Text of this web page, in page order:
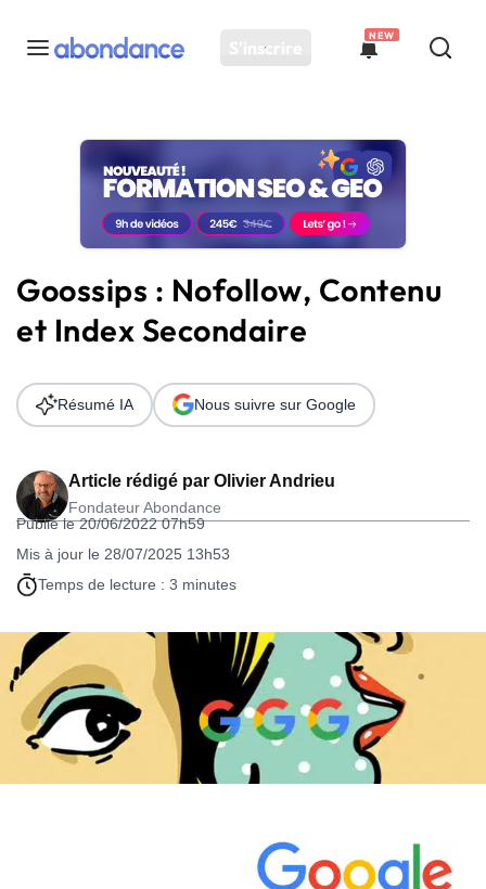
S'inscrire
NEW
Toutes les actus
Actus SEO
Plateforme
Solutions
Ressources
Audit SEO
Goossips : Nofollow, Contenu
et Index Secondaire
Article rédigé par Olivier Andrieu
Fondateur Abondance
Publié le 20/06/2022 07h59
Mis à jour le 28/07/2025 13h53
Temps de lecture : 3 minutes
Résumé IA Nous suivre sur Google